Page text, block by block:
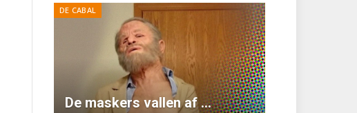
DE CABAL
De maskers vallen af …